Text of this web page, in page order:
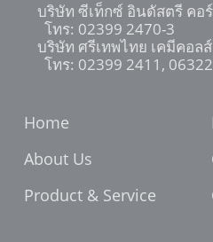
บริษัท ซีเท็กซ์ อินดัสตรี คอ
โทร: 02399 2470-3
บริษัท ศรีเทพไทย เคมีคอล
โทร: 02399 2411,
Home
About Us
Product & Service